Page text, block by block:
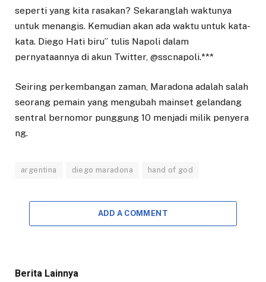
seperti yang kita rasakan? Sekaranglah waktunya
untuk menangis. Kemudian akan ada waktu untuk kata-
kata. Diego Hati biru” tulis Napoli dalam
pernyataannya di akun Twitter, @sscnapoli.***
Seiring perkembangan zaman, Maradona adalah salah
seorang pemain yang mengubah mainset gelandang
sentral bernomor punggung 10 menjadi milik penyera
ng.
argentina diego maradona hand of god
ADD A COMMENT
Berita Lainnya